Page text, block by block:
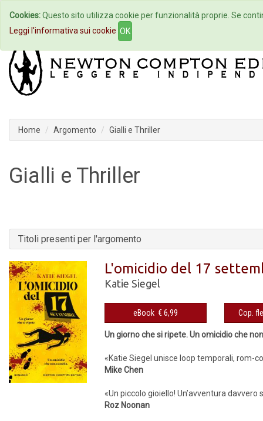
Home Autori Eventi
Home Argomento Gialli e Thriller
Gialli e Thriller
Titoli presenti per l'argomento
L'omicidio del 17
Katie Siegel
eBook € 6,99
Un giorno che si ripete. Un omicidio che
«Katie Siegel unisce loop temporali, rom-
Mike Chen
«Un piccolo gioiello! Un’avventura
Roz Noonan
Cookies:Questo sito utilizza cookie per funzionalità proprie. Se
Leggi l'informativa sui cookie OK